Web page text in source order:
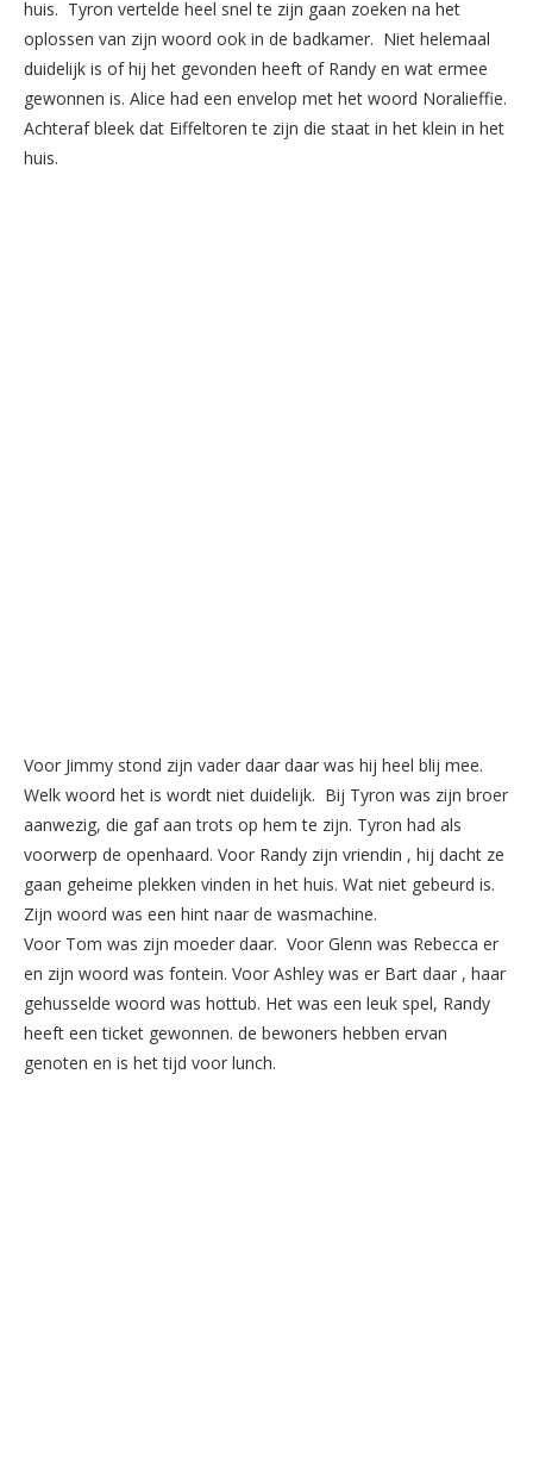
huis. Tyron vertelde heel snel te zijn gaan zoeken na het
oplossen van zijn woord ook in de badkamer. Niet helemaal
duidelijk is of hij het gevonden heeft of Randy en wat ermee
gewonnen is. Alice had een envelop met het woord Noralieffie.
Achteraf bleek dat Eiffeltoren te zijn die staat in het klein in het
huis.
Voor Jimmy stond zijn vader daar daar was hij heel blij mee.
Welk woord het is wordt niet duidelijk. Bij Tyron was zijn broer
aanwezig, die gaf aan trots op hem te zijn. Tyron had als
voorwerp de openhaard. Voor Randy zijn vriendin , hij dacht ze
gaan geheime plekken vinden in het huis. Wat niet gebeurd is.
Zijn woord was een hint naar de wasmachine.
Voor Tom was zijn moeder daar. Voor Glenn was Rebecca er
en zijn woord was fontein. Voor Ashley was er Bart daar , haar
gehusselde woord was hottub. Het was een leuk spel, Randy
heeft een ticket gewonnen. de bewoners hebben ervan
genoten en is het tijd voor lunch.